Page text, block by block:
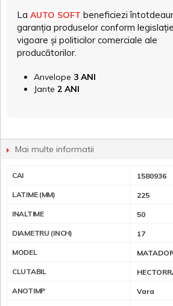
La AUTO SOFT beneficiezi
garanția produselor conform
vigoare și politicilor comerciale ale
producătorilor.
Anvelope 3 ANI
Jante 2 ANI
Mai multe informatii
CAI 1580936
LATIME (MM) 225
INALTIME 50
DIAMETRU (INCH) 17
MODEL
CLUTABIL
ANOTIMP Vara